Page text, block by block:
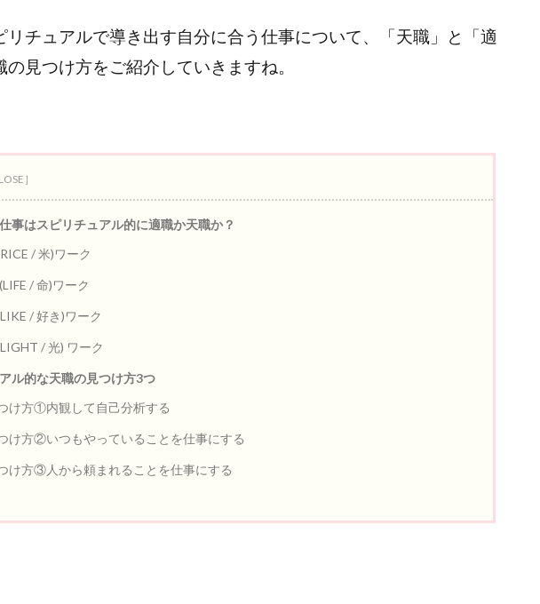
リチュアルで導き出す自分に合う仕事について、「天職」と「適
見つけ方をご紹介していきますね。
事はスピリチュアル的に適職か天職か？
/ 米)ワーク
/ 命)ワーク
/ 好き)ワーク
/ 光) ワーク
ル的な天職の見つけ方3つ
け方①内観して自己分析する
け方②いつもやっていることを仕事にする
け方③人から頼まれることを仕事にする